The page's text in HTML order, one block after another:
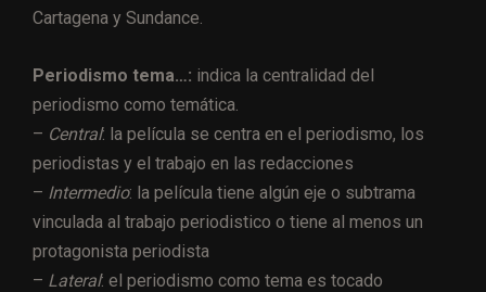
Cartagena y Sundance.
Periodismo tema…: indica la centralidad del
periodismo como temática.
– Central: la película se centra en el periodismo, los
periodistas y el trabajo en las redacciones
– Intermedio: la película tiene algún eje o subtrama
vinculada al trabajo periodistico o tiene al menos un
protagonista periodista
– Lateral: el periodismo como tema es tocado